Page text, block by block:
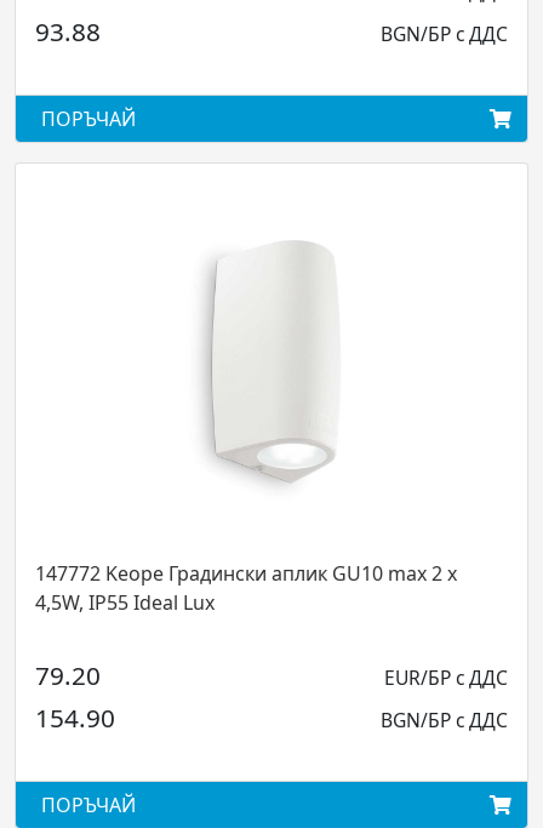
BGN/БР с ДДС
Keope Градински аплик GU10 max 2 x
IP55 Ideal Lux
EUR/БР с ДДС
BGN/БР с ДДС